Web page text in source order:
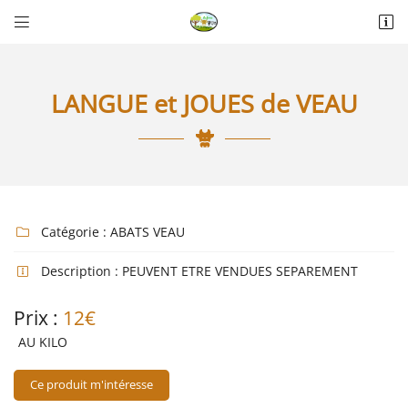
 
La Thérèsière
 Adresse email de réception
Rafraîchir le captcha
LANGUE et JOUES de VEAU
 Catégorie : ABATS VEAU
 Description : PEUVENT ETRE VENDUES SEPAREMENT
Prix : 12€
AU KILO
Ce produit m'intéresse